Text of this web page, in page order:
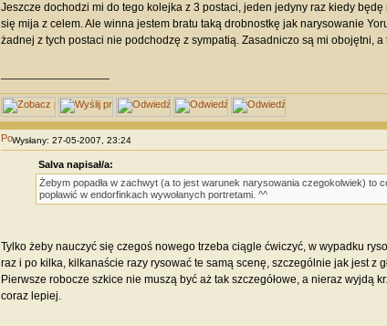
Jeszcze dochodzi mi do tego kolejka z 3 postaci, jeden jedyny raz kiedy
się mija z celem. Ale winna jestem bratu taką drobnostkę jak narysowanie
żadnej z tych postaci nie podchodzę z sympatią. Zasadniczo są mi obojętni,
Wysłany: 27-05-2007, 23:24
Salva napisał/a:
Żebym popadła w zachwyt (a to jest warunek narysowania czegokolwiek) to
popławić w endorfinkach wywołanych portretami. ^^
Tylko żeby nauczyć się czegoś nowego trzeba ciągle ćwiczyć, w wypadku
raz i po kilka, kilkanaście razy rysować te samą scenę, szczególnie jak jest z
Pierwsze robocze szkice nie muszą być aż tak szczegółowe, a nieraz wyjdą
coraz lepiej.